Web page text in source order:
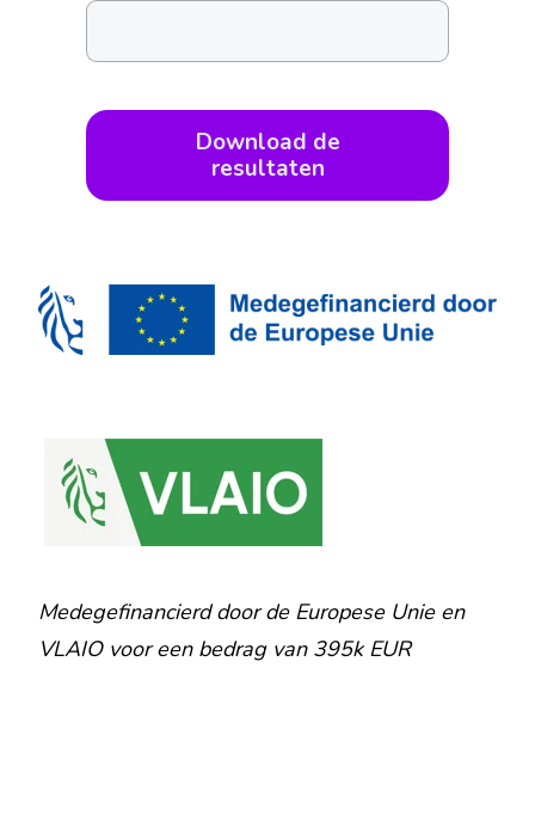
Download de
resultaten
Medegefinancierd door de Europese Unie en
VLAIO voor een bedrag van 395k EUR